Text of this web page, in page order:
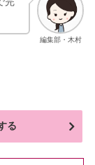
編集部・木村
る